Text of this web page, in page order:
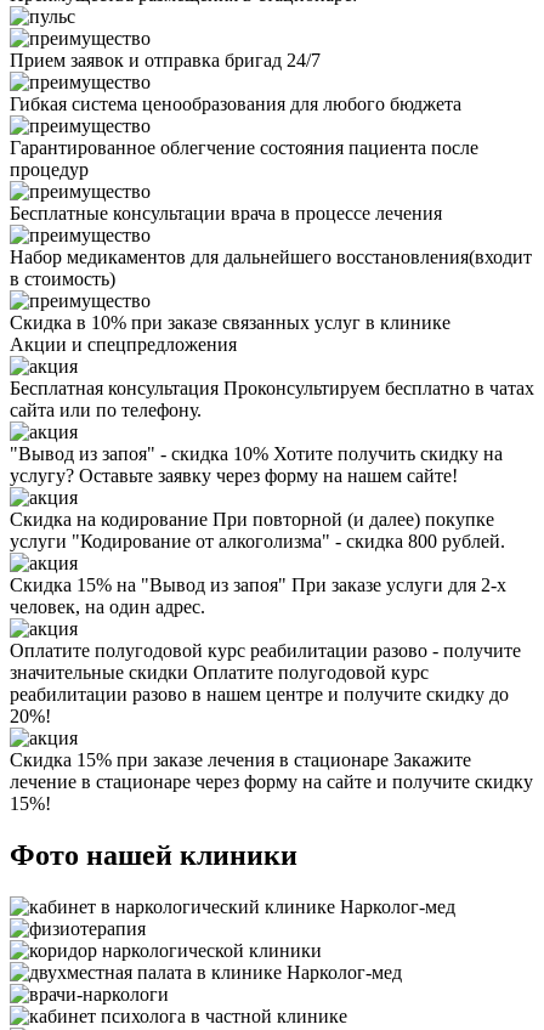
Прием заявок и отправка бригад 24/7
Гибкая система ценообразования для любого бюджета
Гарантированное облегчение состояния пациента после
процедур
Бесплатные консультации врача в процессе лечения
Набор медикаментов для дальнейшего восстановления(входит
в стоимость)
Скидка в 10% при заказе связанных услуг в клинике
Акции и спецпредложения
Бесплатная консультация Проконсультируем бесплатно в чатах
сайта или по телефону.
"Вывод из запоя" - скидка 10% Хотите получить скидку на
услугу? Оставьте заявку через форму на нашем сайте!
Скидка на кодирование При повторной (и далее) покупке
услуги "Кодирование от алкоголизма" - скидка 800 рублей.
Скидка 15% на "Вывод из запоя" При заказе услуги для 2-х
человек, на один адрес.
Оплатите полугодовой курс реабилитации разово - получите
значительные скидки Оплатите полугодовой курс
реабилитации разово в нашем центре и получите скидку до
20%!
Скидка 15% при заказе лечения в стационаре Закажите
лечение в стационаре через форму на сайте и получите скидку
15%!
Фото нашей клиники